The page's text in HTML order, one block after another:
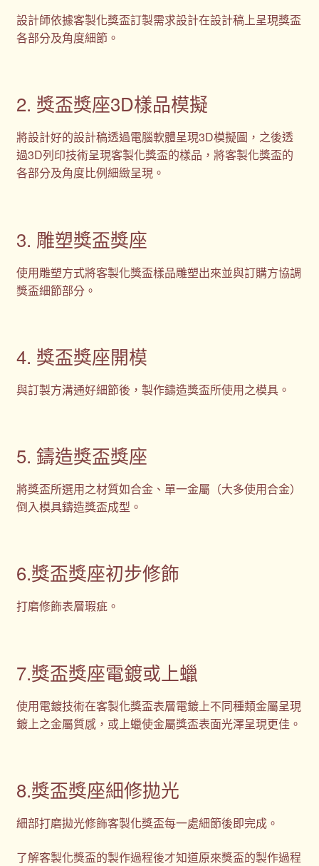
設計師依據客製化獎盃訂製需求設計在設計稿上呈現獎盃
各部分及角度細節。
2. 獎盃獎座3D樣品模擬
將設計好的設計稿透過電腦軟體呈現3D模擬圖，之後透
過3D列印技術呈現客製化獎盃的樣品，將客製化獎盃的
各部分及角度比例細緻呈現。
3. 雕塑獎盃獎座
使用雕塑方式將客製化獎盃樣品雕塑出來並與訂購方協調
獎盃細節部分。
4. 獎盃獎座開模
與訂製方溝通好細節後，製作鑄造獎盃所使用之模具。
5. 鑄造獎盃獎座
將獎盃所選用之材質如合金、單一金屬（大多使用合金）
倒入模具鑄造獎盃成型。
6.獎盃獎座初步修飾
打磨修飾表層瑕疵。
7.獎盃獎座電鍍或上蠟
使用電鍍技術在客製化獎盃表層電鍍上不同種類金屬呈現
鍍上之金屬質感，或上蠟使金屬獎盃表面光澤呈現更佳。
8.獎盃獎座細修拋光
細部打磨拋光修飾客製化獎盃每一處細節後即完成。
了解客製化獎盃的製作過程後才知道原來獎盃的製作過程